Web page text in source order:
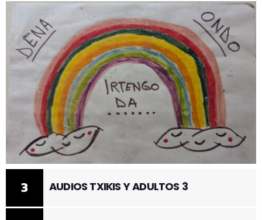
3 AUDIOS TXIKIS Y ADULTOS 3